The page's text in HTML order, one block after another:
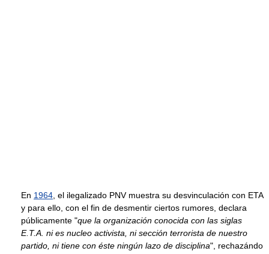
En 1964, el ilegalizado PNV muestra su desvinculación con ETA
y para ello, con el fin de desmentir ciertos rumores, declara
públicamente "que la organización conocida con las siglas
E.T.A. ni es nucleo activista, ni sección terrorista de nuestro
partido, ni tiene con éste ningún lazo de disciplina", rechazándo